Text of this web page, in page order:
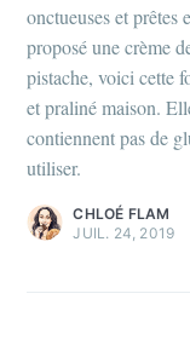
onctueuses et
proposé une crème
pistache, voici cette
et praliné maison.
contiennent pas de
utiliser.
CHLOÉ FLAM
JUIL. 24, 2019